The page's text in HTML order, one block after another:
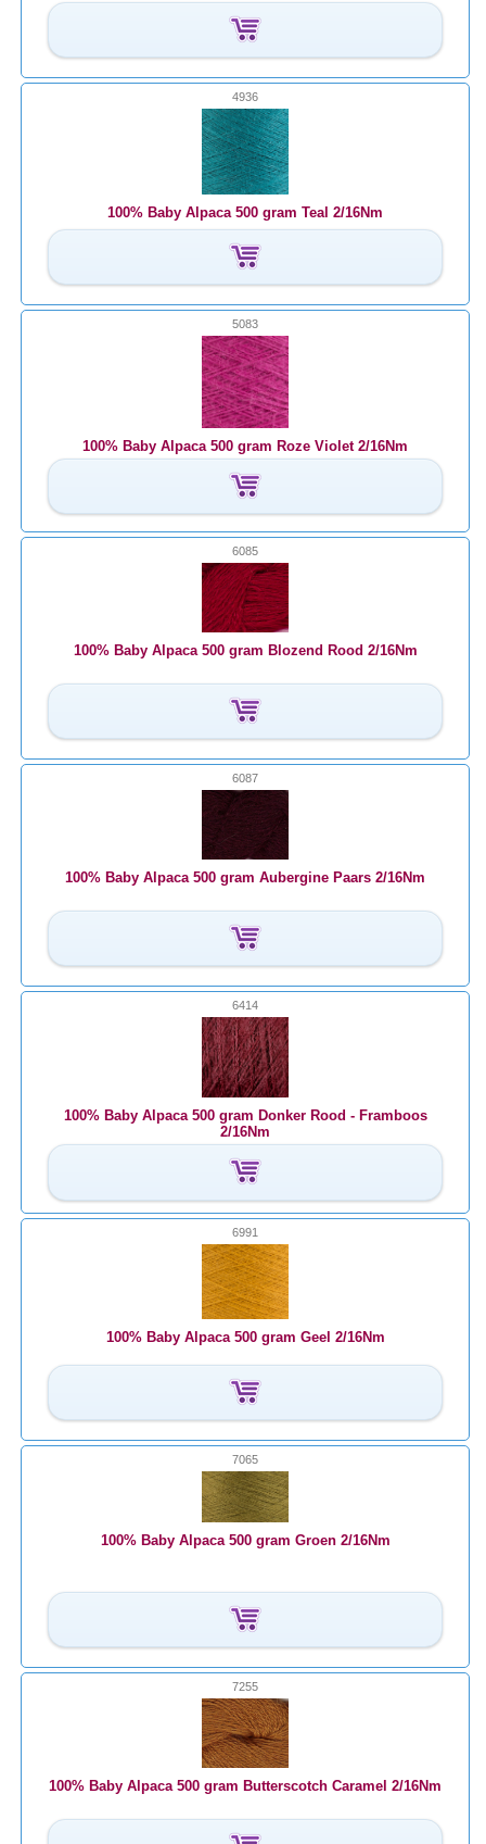
4936
100% Baby Alpaca 500 gram Teal 2/16Nm
5083
100% Baby Alpaca 500 gram Roze Violet 2/16Nm
6085
100% Baby Alpaca 500 gram Blozend Rood 2/16Nm
6087
100% Baby Alpaca 500 gram Aubergine Paars 2/16Nm
6414
100% Baby Alpaca 500 gram Donker Rood - Framboos
2/16Nm
6991
100% Baby Alpaca 500 gram Geel 2/16Nm
7065
100% Baby Alpaca 500 gram Groen 2/16Nm
7255
100% Baby Alpaca 500 gram Butterscotch Caramel 2/16Nm